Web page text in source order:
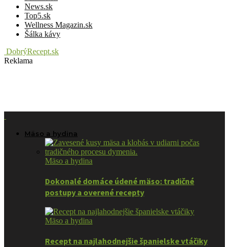
News.sk
Top5.sk
Wellness Magazin.sk
Šálka kávy
DobrýRecept.sk
Reklama
Mäso a hydina
Mäso a hydina
Dokonalé domáce údené mäso: tradičné
postupy a overené recepty
Mäso a hydina
Recept na najlahodnejšie španielske vtáčiky